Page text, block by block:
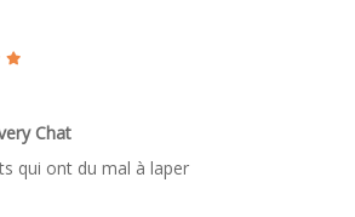
Chat
qui ont du mal à laper